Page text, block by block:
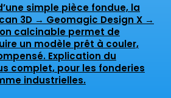
simple pièce fondue, la
3D → Geomagic Design X →
calcinable permet de
un modèle prêt à couler,
Explication du
complet, pour les fonderies
industrielles.